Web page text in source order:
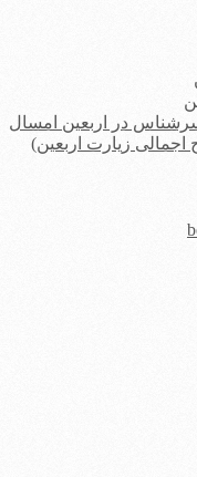
اجمالی زیارت اربعین)